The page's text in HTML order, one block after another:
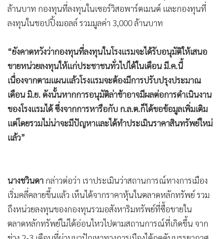
ล้านบาท กองทุนที่ลงทุนในเซอร์วิสอพาร์ตเมนต์ และกองทุนที่
ลงทุนในชอปปิ้งมอลล์ รวมมูลค่า 3,000 ล้านบาท
“ยังคาดหวังว่ากองทุนที่ลงทุนในโรงแรมจะได้รับอนุมัติให้เสนอ
ขายหน่วยลงทุนให้แก่ประชาชนทั่วไปได้ในเดือน มี.ค.นี้
เนื่องจากตามแผนแล้วโรงแรมจะต้องมีการปรับปรุงประมาณ
เดือน มิ.ย. ดังนั้นหากการอนุมัติล่าช้าอาจมีผลต่อการดำเนินงาน
ของโรงแรมได้ ซึ่งจากการหารือกับ ก.ล.ต.ก็ได้ขอข้อมูลเพิ่มเติม
แต่โดยรวมไม่น่าจะมีปัญหาและได้ทำประเมินราคาสินทรัพย์ใหม่
แล้ว”
นางชวินดา กล่าวต่อว่า เราประเมินว่าสถานการณ์ทางการเมือง
เริ่มคลี่คลายขึ้นแล้ว เห็นได้จากราคาหุ้นในตลาดหลักทรัพย์ รวม
ถึงหน่วยลงทุนของกองทุนรวมอสังหาริมทรัพย์ที่ซื้อขายใน
ตลาดหลักทรัพย์ไม่ได้อ่อนไหวไปตามสถานการณ์ที่เกิดขึ้น จาก